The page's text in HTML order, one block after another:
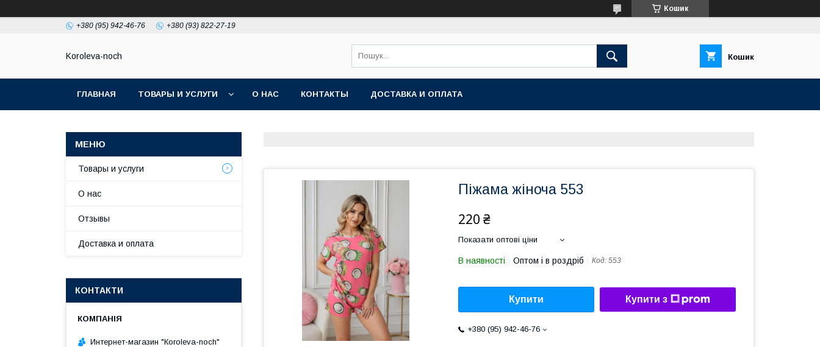
Кошик
+380 (95) 942-46-76 +380 (93) 822-27-19
Koroleva-noch Кошик
ГЛАВНАЯ ТОВАРЫ И УСЛУГИ О НАС КОНТАКТЫ ДОСТАВКА И ОПЛАТА
Піжама жіноча 553
220 ₴
Показати оптові ціни
В наявності Оптом і в роздріб Код: 553
Купити Купити з
+380 (95) 942-46-76
Товары и услуги
О нас
Отзывы
Доставка и оплата
КОНТАКТИ
Интернет-магазин "Кoroleva-noch"